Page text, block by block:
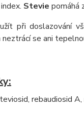
Stevie pomáhá
při doslazování
se ani
rebaudiosid